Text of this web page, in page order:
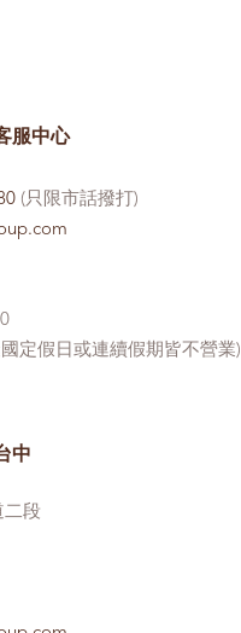
服中心
(只限市話撥打)
定假日或連續假期皆不營業)
中
二段